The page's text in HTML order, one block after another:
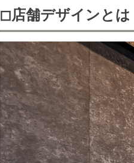
◻︎店舗デザインとは